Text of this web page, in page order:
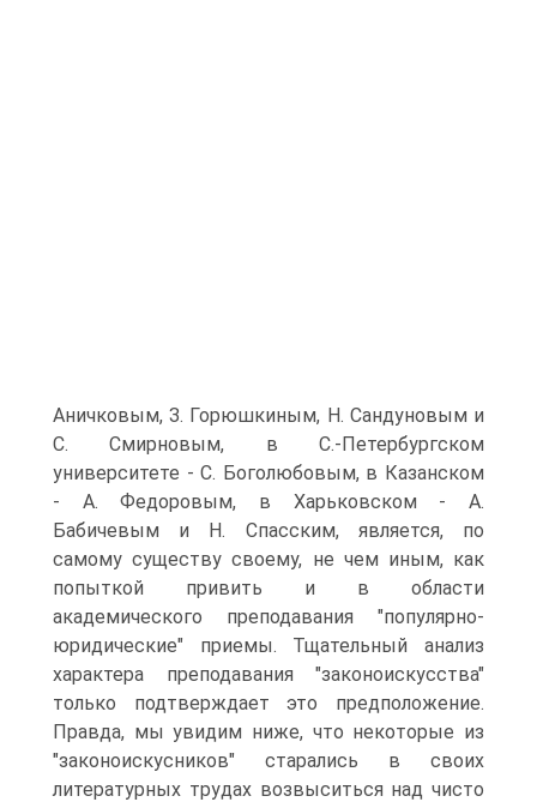
Аничковым, З. Горюшкиным, Н. Сандуновым и
С. Смирновым, в С.-Петербургском
университете - С. Боголюбовым, в Казанском
- А. Федоровым, в Харьковском - А.
Бабичевым и Н. Спасским, является, по
самому существу своему, не чем иным, как
попыткой привить и в области
академического преподавания "популярно-
юридические" приемы. Тщательный анализ
характера преподавания "законоискусства"
только подтверждает это предположение.
Правда, мы увидим ниже, что некоторые из
"законоискусников" старались в своих
литературных трудах возвыситься над чисто